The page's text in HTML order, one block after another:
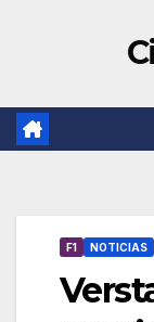
F1 NOTICIAS